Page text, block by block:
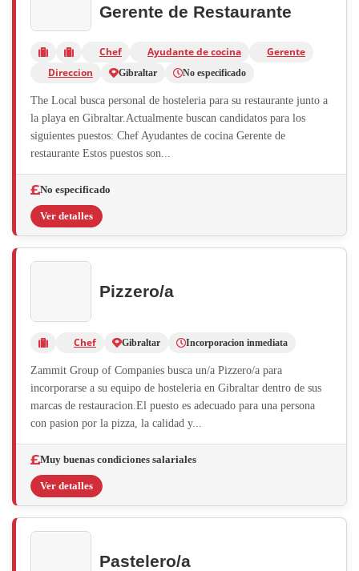
Gerente de Restaurante
Chef Ayudante de cocina
Gerente
Direccion
Gibraltar No especificado
The Local busca personal de hosteleria para su restaurante junto a
la playa en Gibraltar.Actualmente buscan candidatos para los
siguientes puestos: Chef Ayudantes de cocina Gerente de
restaurante Estos puestos son...
No especificado
Ver detalles
Pizzero/a
Chef Gibraltar Incorporacion inmediata
Zammit Group of Companies busca un/a Pizzero/a para
incorporarse a su equipo de hosteleria en Gibraltar dentro de sus
marcas de restauracion.El puesto es adecuado para una persona
con pasion por la pizza, la calidad y...
Muy buenas condiciones salariales
Ver detalles
Pastelero/a